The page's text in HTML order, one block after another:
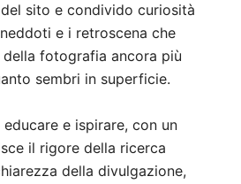
sito e condivido curiosità
e i retroscena che
fotografia ancora più
sembri in superficie.
e ispirare, con un
il rigore della ricerca
della divulgazione,